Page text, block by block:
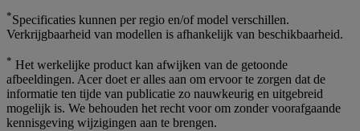
*Specificaties kunnen per regio en/of model verschillen.
Verkrijgbaarheid van modellen is afhankelijk van beschikbaarheid.
* Het werkelijke product kan afwijken van de getoonde
afbeeldingen. Acer doet er alles aan om ervoor te zorgen dat de
informatie ten tijde van publicatie zo nauwkeurig en uitgebreid
mogelijk is. We behouden het recht voor om zonder voorafgaande
kennisgeving wijzigingen aan te brengen.